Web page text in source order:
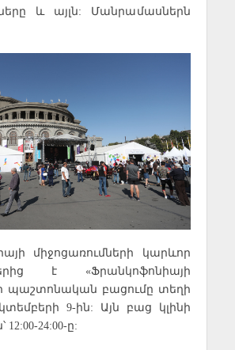
և այլն: Մանրամասներն
միջոցառումների կարևոր
է «Ֆրանկոֆոնիայի
պաշտոնական բացումը տեղի
9-ին: Այն բաց կլինի
12:00-24:00-ը: